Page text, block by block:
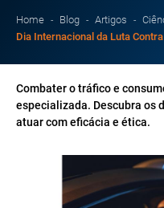
Home Blog Artigos
Dia Internacional da Luta
Combater o tráfico e
especializada. Descubra os
atuar com eficácia e ética.